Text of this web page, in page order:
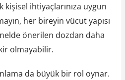
ihtiyaçlarınıza uygun
her bireyin vücut yapısı
önerilen dozdan daha
olmayabilir.
da büyük bir rol oynar.